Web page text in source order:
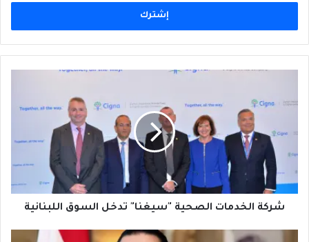
الإلكتروني
الصحية
تدخل
السوق
اللبنانية
شركة الخدمات الصحية "سيغنا" تدخل السوق اللبنانية
الدِيبلوماسيّةُ